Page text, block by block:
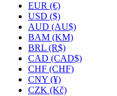
EUR (€)
USD ($)
AUD (AU$)
BAM (KM)
BRL (R$)
CAD (CAD$)
CHF (CHF)
CNY (¥)
CZK (Kč)